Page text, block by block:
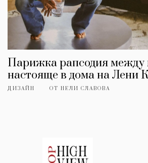
Парижка рапсодия между
настояще в дома на Лени
ДИЗАЙН ОТ НЕЛИ СЛАВОВА
КАТЕГОРИИ
Wine&Dine
Подкасти
Мода
Dialogue
Изкуство
Красота
ЗА НАС
Условия за
ползване
Реклама
Политика
СЛЕДВАЙТЕ НИ